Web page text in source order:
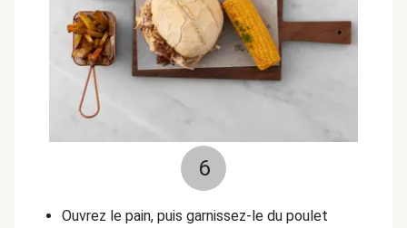
6
Ouvrez le pain, puis garnissez-le du poulet